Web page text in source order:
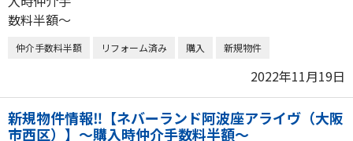
仲介手数料半額 リフォーム済み 購入 新規物件
2022年11月19日
新規物件情報‼【ネバーランド阿波座アライヴ（大阪
市西区）】～購入時仲介手数料半額～